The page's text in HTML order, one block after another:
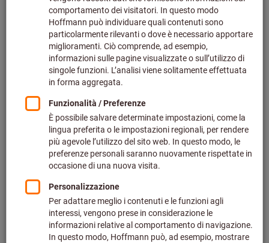
Fare clic per ingrandire l‘immagine
Prezzo per 1 Articolo
più IVA all’aliquota correntePrezzo più spese di spedizione
Effettua il loginper vedere i tuoi prezzi dedicati.